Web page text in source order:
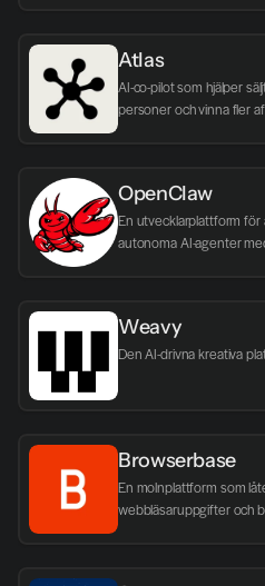
Atlas
AI-co-pilot som hjälper
personer och vinna fler
OpenClaw
En utvecklarplattform
autonoma AI-agenter
Weavy
Den AI-drivna kreativa
Browserbase
En molnplattform som
webbläsaruppgifter och